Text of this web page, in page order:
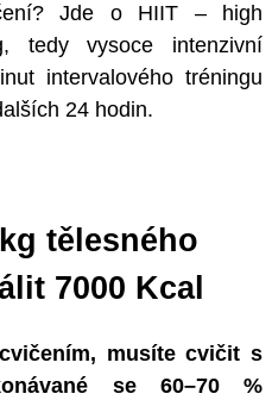
Jde o HIIT – high
tedy vysoce intenzivní
intervalového tréningu
24 hodin.
tělesného
7000 Kcal
musíte cvičit s
se 60–70 %